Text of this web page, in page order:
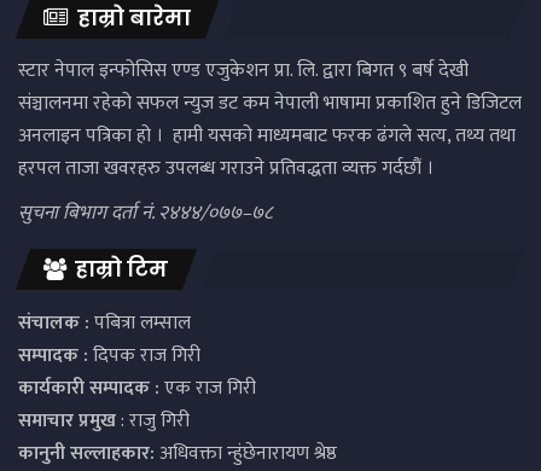
हाम्रो बारेमा
स्टार नेपाल इन्फोसिस एण्ड एजुकेशन प्रा. लि. द्वारा बिगत ९ बर्ष देखी
संञ्चालनमा रहेको सफल न्युज डट कम नेपाली भाषामा प्रकाशित हुने डिजिटल
अनलाइन पत्रिका हो । हामी यसको माध्यमबाट फरक ढंगले सत्य, तथ्य तथा
हरपल ताजा खवरहरु उपलब्ध गराउने प्रतिवद्धता व्यक्त गर्दछौं ।
सुचना बिभाग दर्ता नं. २४४४/०७७–७८
हाम्रो टिम
संचालक :पबित्रा लम्साल
सम्पादक :दिपक राज गिरी
कार्यकारी सम्पादक :एक राज गिरी
समाचार प्रमुख: राजु गिरी
कानुनी सल्लाहकार:अधिवक्ता न्हुंछेनारायण श्रेष्ठ